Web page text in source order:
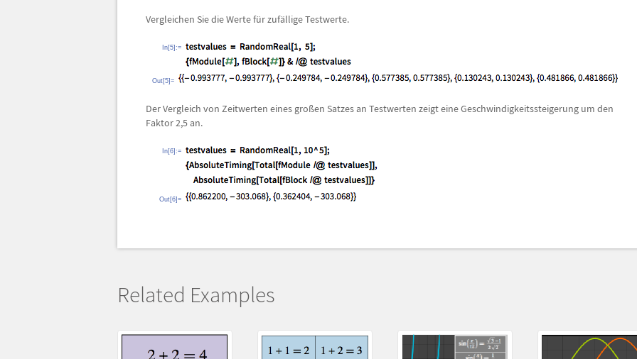
Vergleichen Sie die Werte für zufällige Testwerte.
In[5]:=
Out[5]=
Der Vergleich von Zeitwerten eines großen Satzes an Testwerten zeigt eine Geschwindigkeitssteigerung um den
Faktor 2,5 an.
In[6]:=
Out[6]=
Related Examples